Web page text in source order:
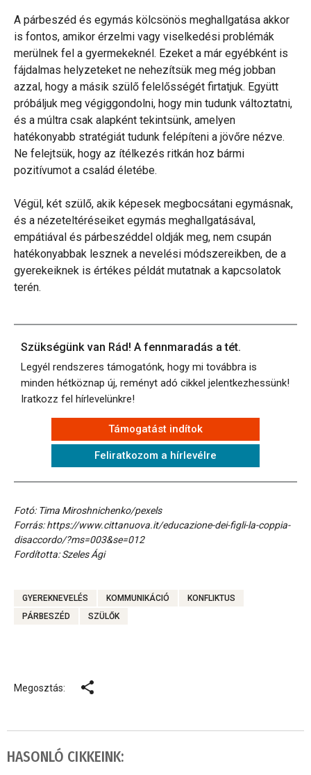
A párbeszéd és egymás kölcsönös meghallgatása akkor
is fontos, amikor érzelmi vagy viselkedési problémák
merülnek fel a gyermekeknél. Ezeket a már egyébként is
fájdalmas helyzeteket ne nehezítsük meg még jobban
azzal, hogy a másik szülő felelősségét firtatjuk. Együtt
próbáljuk meg végiggondolni, hogy min tudunk változtatni,
és a múltra csak alapként tekintsünk, amelyen
hatékonyabb stratégiát tudunk felépíteni a jövőre nézve.
Ne felejtsük, hogy az ítélkezés ritkán hoz bármi
pozitívumot a család életébe.
Végül, két szülő, akik képesek megbocsátani egymásnak,
és a nézeteltéréseiket egymás meghallgatásával,
empátiával és párbeszéddel oldják meg, nem csupán
hatékonyabbak lesznek a nevelési módszereikben, de a
gyerekeiknek is értékes példát mutatnak a kapcsolatok
terén.
Szükségünk van Rád! A fennmaradás a tét.
Legyél rendszeres támogatónk, hogy mi továbbra is
minden hétköznap új, reményt adó cikkel jelentkezhessünk!
Iratkozz fel hírlevelünkre!
Támogatást indítok
Feliratkozom a hírlevélre
Fotó: Tima Miroshnichenko/pexels
Forrás: https://www.cittanuova.it/educazione-dei-figli-la-coppia-
disaccordo/?ms=003&se=012
Fordította: Szeles Ági
GYEREKNEVELÉS KOMMUNIKÁCIÓ
KONFLIKTUS
PÁRBESZÉD
SZÜLŐK
Megosztás:
HASONLÓ CIKKEINK: